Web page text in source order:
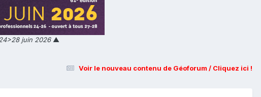
juin 2026▲
Voir le nouveau contenu de Géoforum / Cliquez ici !